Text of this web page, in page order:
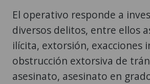
El operativo responde a
diversos delitos, entre ellos
ilícita, extorsión, exacciones
obstrucción extorsiva de
asesinato, asesinato en